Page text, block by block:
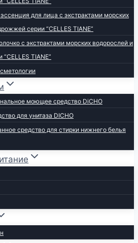
для лица с экстрактами морских
серии “CELLES TIANE”
с экстрактами морских водорослей и
TIANE”
моющее средство DiCHO
для унитаза DICHO
средство для стирки нижнего белья